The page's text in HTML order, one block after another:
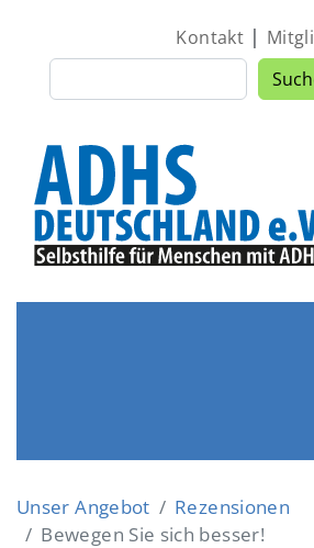
Suche
Kontakt|
Unser Angebot
Rezensionen
Bewegen Sie sich besser!